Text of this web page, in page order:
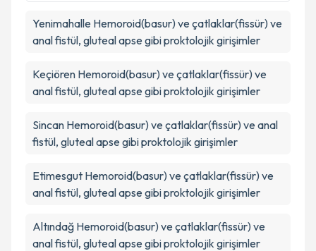
Yenimahalle Hemoroid(basur) ve çatlaklar(fissür) ve
anal fistül, gluteal apse gibi proktolojik girişimler
Keçiören Hemoroid(basur) ve çatlaklar(fissür) ve
anal fistül, gluteal apse gibi proktolojik girişimler
Sincan Hemoroid(basur) ve çatlaklar(fissür) ve anal
fistül, gluteal apse gibi proktolojik girişimler
Etimesgut Hemoroid(basur) ve çatlaklar(fissür) ve
anal fistül, gluteal apse gibi proktolojik girişimler
Altındağ Hemoroid(basur) ve çatlaklar(fissür) ve
anal fistül, gluteal apse gibi proktolojik girişimler